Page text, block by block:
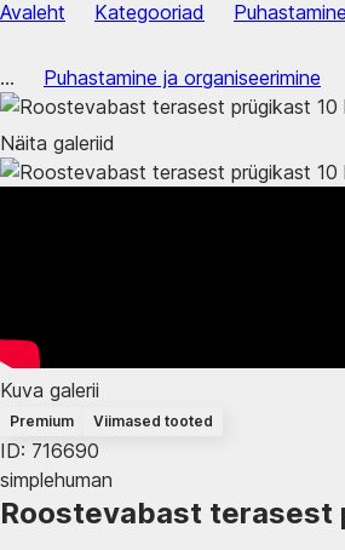
Avaleht Kategooriad
... Puhastamine ja organiseerimine
Näita galeriid
Kuva galerii
Premium Viimased tooted
ID: 716690
simplehuman
Roostevabast terasest